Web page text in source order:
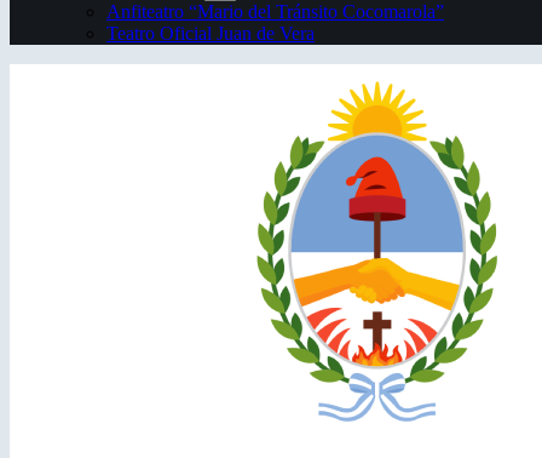
Anfiteatro “Mario del Tránsito Cocomarola”
Teatro Oficial Juan de Vera